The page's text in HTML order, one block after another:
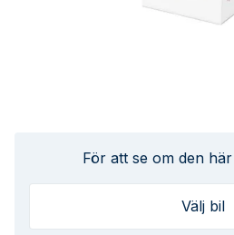
För att se om den
Välj bil